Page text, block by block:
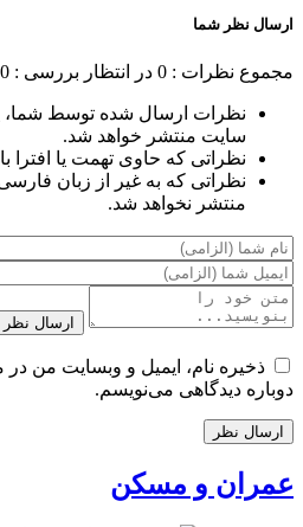
ارسال نظر شما
مجموع نظرات : 0 در انتظار بررسی : 0
نظرات ارسال شده توسط شما،
سایت منتشر خواهد شد.
نظراتی که حاوی تهمت یا افترا
نظراتی که به غیر از زبان
منتشر نخواهد شد.
ارسال نظر
ذخیره نام، ایمیل و وبسایت من
دوباره دیدگاهی می‌نویسم.
عمران و مسکن